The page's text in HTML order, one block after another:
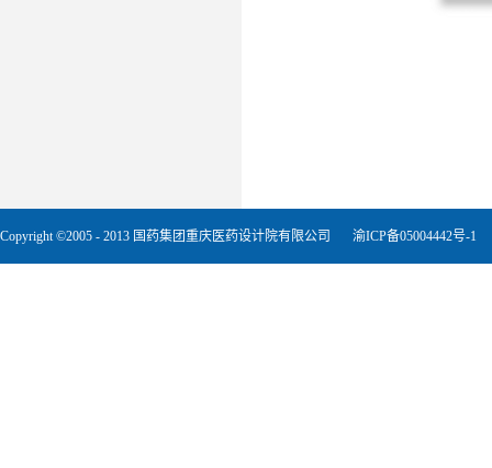
Copyright ©2005 - 2013 国药集团重庆医药设计院有限公司 渝ICP备05004442号-1